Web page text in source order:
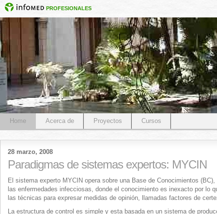
PROFESIONALES
Home Acerca de Proyectos Cursos
28 marzo, 2008
Paradigmas de sistemas expertos: MYCIN
El sistema experto MYCIN opera sobre una Base de Conocimientos
las enfermedades infecciosas, donde el conocimiento es inexacto por lo
las técnicas para expresar medidas de opinión, llamadas factores de
La estructura de control es simple y esta basada en un sistema de